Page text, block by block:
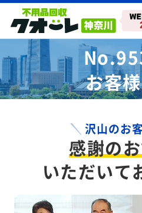
お客
沢山のお
感謝の
いただいて